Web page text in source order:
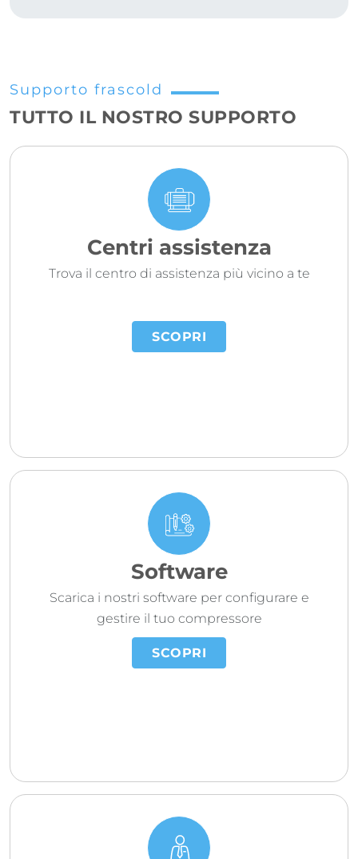
Supporto frascold
TUTTO IL NOSTRO SUPPORTO
Centri assistenza
Trova il centro di assistenza più vicino a te
SCOPRI
Software
Scarica i nostri software per configurare e
gestire il tuo compressore
SCOPRI